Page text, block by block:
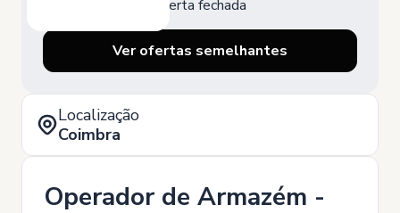
Oferta fechada
Ver ofertas semelhantes
Localização
Coimbra
Operador de Armazém -